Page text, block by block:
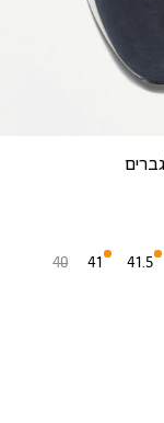
40 41 41.5